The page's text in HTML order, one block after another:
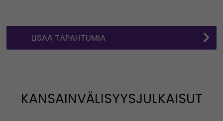
LISÄÄ TAPAHTUMIA
KANSAINVÄLISYYSJULKAISUT